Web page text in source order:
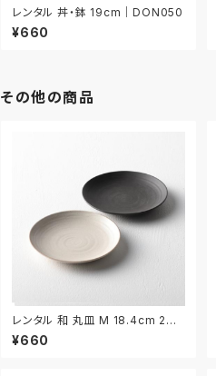
レンタル 丼・鉢 19cm｜DON050
¥660
その他の商品
レンタル 和 丸皿 M 18.4cm 2枚
セット｜WMM005
¥660